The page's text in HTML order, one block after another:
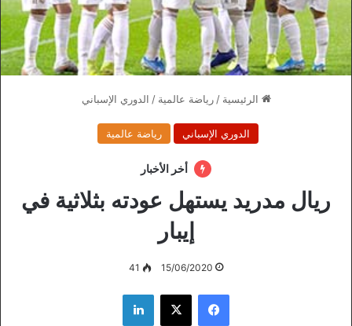
الرئيسية / رياضة عالمية / الدوري الإسباني
الدوري الإسباني رياضة عالمية
أخر الأخبار
ريال مدريد يستهل عودته بثلاثية في
إيبار
15/06/2020
41
فيسبوك ‫X لينكدإن